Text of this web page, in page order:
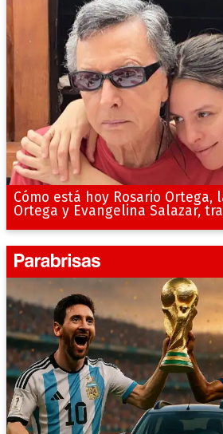
Cómo está hoy Rosario Ortega,
Ortega y Evangelina Salazar,